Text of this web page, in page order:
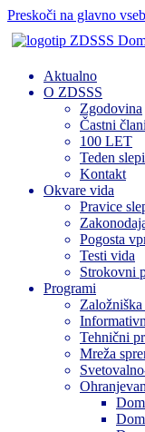
Preskoči na glavno
Aktualno
O ZDSSS
Zgodovina
Častni
100 LET
Teden
Kontakt
Okvare vida
Pravice
Pogosta
Testi vida
Strokovni
Programi
Tehnični
Mreža